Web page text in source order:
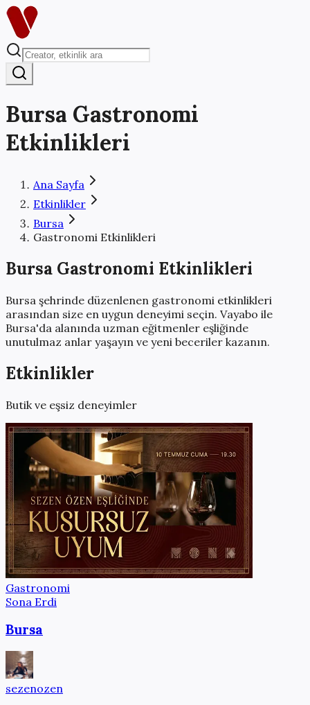
Bursa Gastronomi
Etkinlikleri
Ana Sayfa
Etkinlikler
Bursa
Gastronomi Etkinlikleri
Bursa Gastronomi Etkinlikleri
Bursa şehrinde düzenlenen gastronomi etkinlikleri
arasından size en uygun deneyimi seçin. Vayabo ile
Bursa'da alanında uzman eğitmenler eşliğinde
unutulmaz anlar yaşayın ve yeni beceriler kazanın.
Etkinlikler
Butik ve eşsiz deneyimler
Gastronomi
Sona Erdi
Bursa
sezenozen